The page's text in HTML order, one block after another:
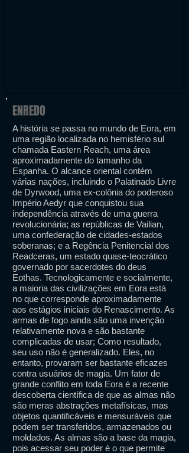
ENREDO
A história se passa no mundo de Eora, em
uma região localizada no hemisfério sul
chamada Eastern Reach, uma área
aproximadamente do tamanho da
Espanha. O alcance oriental contém
várias nações, incluindo o Palatinado Livre
de Dyrwood, uma ex-colônia do poderoso
Império Aedyr que conquistou sua
independência através de uma guerra
revolucionária; as repúblicas de Vailian,
uma confederação de cidades-estados
soberanas; e a Regência Penitencial dos
Readceras, um estado quase-teocrático
governado por sacerdotes do deus
Eothas. Tecnologicamente e socialmente,
a maioria das civilizações em Eora está
no que corresponde aproximadamente
aos estágios iniciais do Renascimento. As
armas de fogo ainda são uma invenção
relativamente nova e são bastante
complicadas de usar; Como resultado,
seu uso não é generalizado. Eles, no
entanto, provaram ser bastante eficazes
contra usuários de magia. Um fator de
grande conflito em toda Eora é a recente
descoberta científica de que as almas não
são meras abstrações metafísicas, mas
objetos quantificáveis ​​e mensuráveis ​​que
podem ser transferidos, armazenados ou
moldados. As almas são a base da magia,
pois acessar seu poder é o que permite